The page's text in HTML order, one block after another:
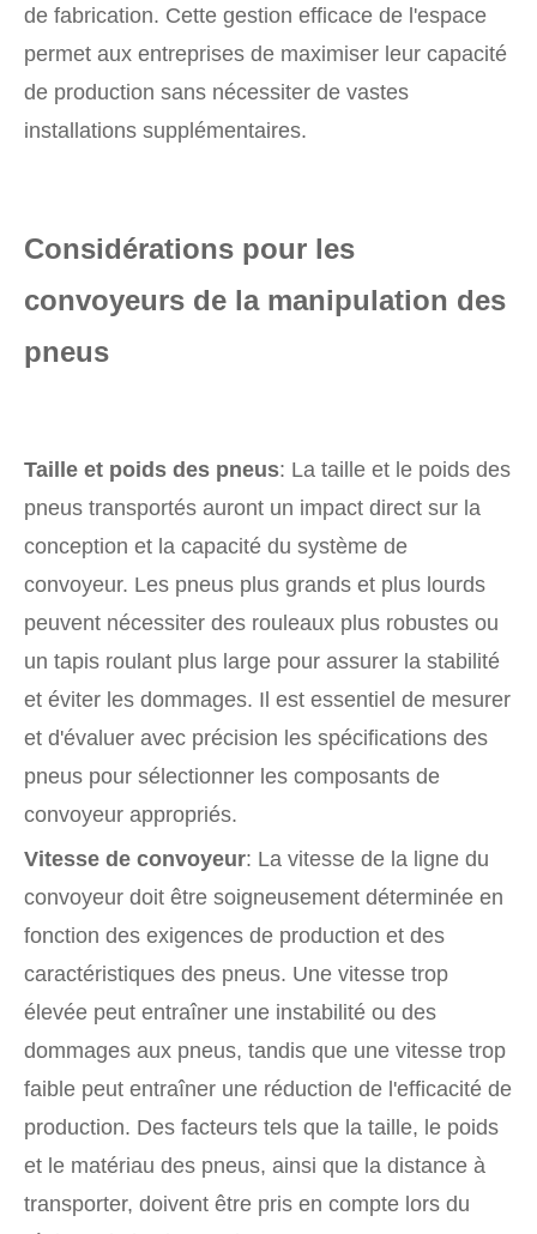
de fabrication. Cette gestion efficace de l'espace
permet aux entreprises de maximiser leur capacité
de production sans nécessiter de vastes
installations supplémentaires.
Considérations pour les
convoyeurs de la manipulation des
pneus
Taille et poids des pneus: La taille et le poids des
pneus transportés auront un impact direct sur la
conception et la capacité du système de
convoyeur. Les pneus plus grands et plus lourds
peuvent nécessiter des rouleaux plus robustes ou
un tapis roulant plus large pour assurer la stabilité
et éviter les dommages. Il est essentiel de mesurer
et d'évaluer avec précision les spécifications des
pneus pour sélectionner les composants de
convoyeur appropriés.
Vitesse de convoyeur: La vitesse de la ligne du
convoyeur doit être soigneusement déterminée en
fonction des exigences de production et des
caractéristiques des pneus. Une vitesse trop
élevée peut entraîner une instabilité ou des
dommages aux pneus, tandis que une vitesse trop
faible peut entraîner une réduction de l'efficacité de
production. Des facteurs tels que la taille, le poids
et le matériau des pneus, ainsi que la distance à
transporter, doivent être pris en compte lors du